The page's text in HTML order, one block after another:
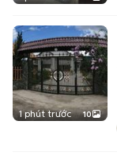
1 phút trước 10